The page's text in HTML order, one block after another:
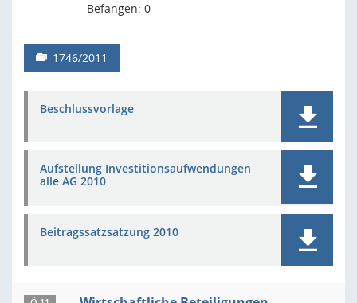
Befangen: 0
1746/2011
Beschlussvorlage
Aufstellung Investitionsaufwendungen
alle AG 2010
Beitragssatzsatzung 2010